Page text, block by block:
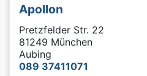
Apollon
Pretzfelder Str. 22
81249 München
Aubing
089 37411071